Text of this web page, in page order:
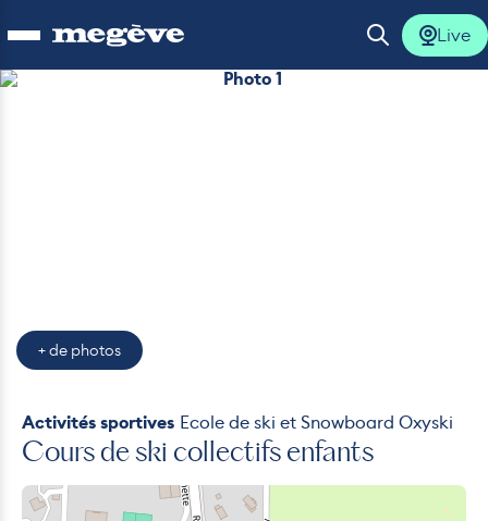
Ouvrir le menu Ouvrir la
Live
Activités sportives Ecole de ski et Snowboard Oxyski
Cours de ski collectifs enfants
Photo 1
+ de photos